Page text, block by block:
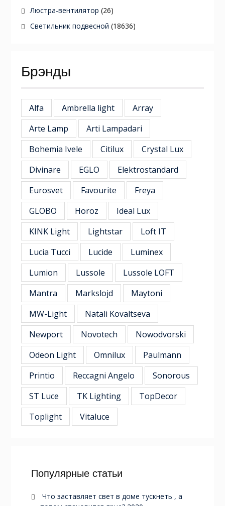
Люстра-вентилятор (26)
Светильник подвесной (18636)
Брэнды
Alfa Ambrella light
Array
Arte Lamp
Arti Lampadari
Bohemia Ivele
Citilux
Crystal Lux
Divinare
EGLO
Elektrostandard
Eurosvet
Favourite
Freya
GLOBO
Horoz
Ideal Lux
KINK Light
Lightstar
Loft IT
Lucia Tucci
Lucide
Luminex
Lumion
Lussole
Lussole LOFT
Mantra
Markslojd
Maytoni
MW-Light
Natali Kovaltseva
Newport
Novotech
Nowodvorski
Odeon Light
Omnilux
Paulmann
Printio
Reccagni Angelo
Sonorous
ST Luce
TK Lighting
TopDecor
Toplight
Vitaluce
Популярные статьи
Что заставляет свет в доме тускнеть , а